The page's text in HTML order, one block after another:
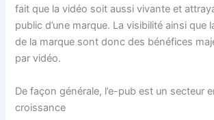
fait que la vidéo soit aussi vivante et
public d’une marque. La visibilité ainsi que
de la marque sont donc des bénéfices
par vidéo.
De façon générale, l’e-pub est un secteur
croissance